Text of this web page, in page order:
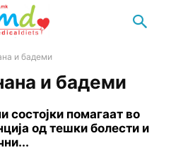
и бадеми
и бадеми
состојки помагаат во
од тешки болести и